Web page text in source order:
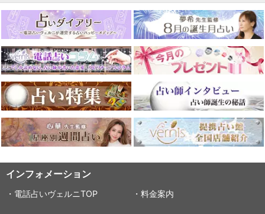
インフォメーション
・電話占いヴェルニTOP ・料金案内